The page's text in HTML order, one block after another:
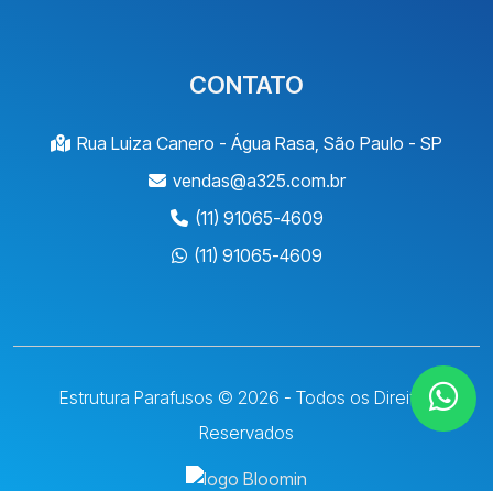
CONTATO
Rua Luiza Canero - Água Rasa, São Paulo - SP
vendas@a325.com.br
(11) 91065-4609
(11) 91065-4609
Estrutura Parafusos © 2026 - Todos os Direitos
Reservados